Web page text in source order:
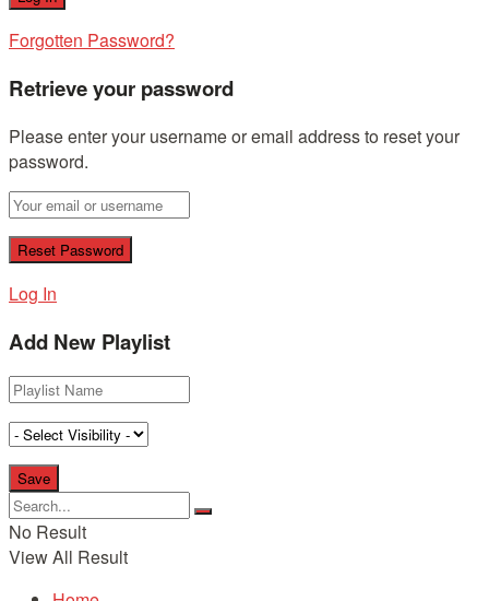
Forgotten Password?
Retrieve your password
Please enter your username or email address to reset your
password.
Log In
Add New Playlist
No Result
View All Result